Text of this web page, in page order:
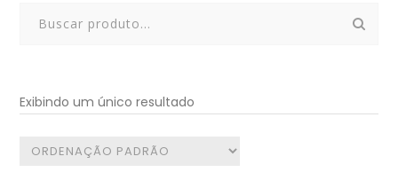
Exibindo um único resultado